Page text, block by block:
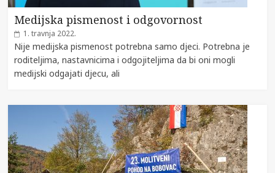
Medijska pismenost i odgovornost
1. travnja 2022.
Nije medijska pismenost potrebna samo djeci. Potrebna je
roditeljima, nastavnicima i odgojiteljima da bi oni mogli
medijski odgajati djecu, ali